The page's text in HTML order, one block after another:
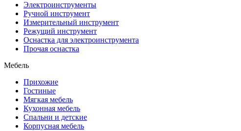
Электроинструменты
Ручной инструмент
Измерительный инструмент
Режущий инструмент
Оснастка для электроинструмента
Прочая оснастка
Мебель
Прихожие
Гостиные
Мягкая мебель
Кухонная мебель
Спальни и детские
Корпусная мебель